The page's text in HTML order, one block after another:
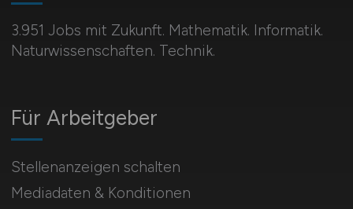
3.951 Jobs mit Zukunft. Mathematik. Informatik.
Naturwissenschaften. Technik.
Für Arbeitgeber
Stellenanzeigen schalten
Mediadaten & Konditionen